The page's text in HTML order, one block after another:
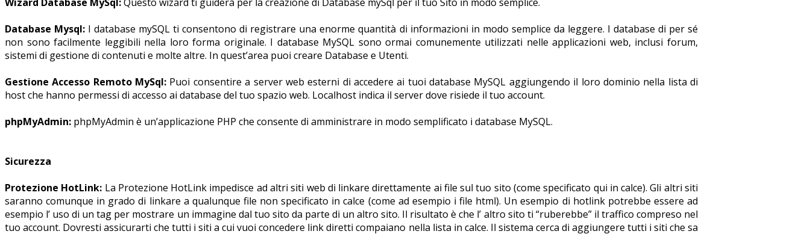
Database Mysql: I database mySQL ti consentono di registrare una enorme quantità di informazioni in modo semplice da leggere. I database di per sé
non sono facilmente leggibili nella loro forma originale. I database MySQL sono ormai comunemente utilizzati nelle applicazioni web, inclusi forum,
sistemi di gestione di contenuti e molte altre. In quest’area puoi creare Database e Utenti.
Gestione Accesso Remoto MySql: Puoi consentire a server web esterni di accedere ai tuoi database MySQL aggiungendo il loro dominio nella lista di
host che hanno permessi di accesso ai database del tuo spazio web. Localhost indica il server dove risiede il tuo account.
phpMyAdmin: phpMyAdmin è un’applicazione PHP che consente di amministrare in modo semplificato i database MySQL.
Sicurezza
Protezione HotLink: La Protezione HotLink impedisce ad altri siti web di linkare direttamente ai file sul tuo sito (come specificato qui in calce). Gli altri siti
saranno comunque in grado di linkare a qualunque file non specificato in calce (come ad esempio i file html). Un esempio di hotlink potrebbe essere ad
esempio l’ uso di un tag per mostrare un immagine dal tuo sito da parte di un altro sito. Il risultato è che l’ altro sito ti “ruberebbe” il traffico compreso nel
tuo account. Dovresti assicurarti che tutti i siti a cui vuoi concedere link diretti compaiano nella lista in calce. Il sistema cerca di aggiungere tutti i siti che sa